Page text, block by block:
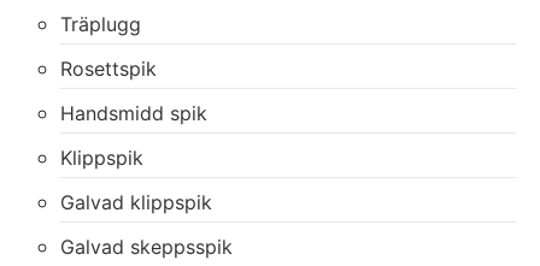
Träplugg
Rosettspik
Handsmidd spik
Klippspik
Galvad klippspik
Galvad skeppsspik